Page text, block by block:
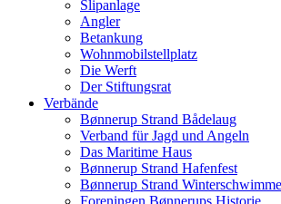
Slipanlage
Angler
Betankung
Wohnmobilstellplatz
Die Werft
Der Stiftungsrat
Verbände
Bønnerup Strand Bådelaug
Verband für Jagd und Angeln
Das Maritime Haus
Bønnerup Strand Hafenfest
Bønnerup Strand
Foreningen Bønnerups Historie